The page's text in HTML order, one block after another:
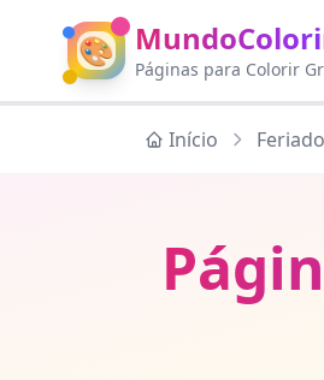
🎨 Páginas para Colorir
Início Feriado